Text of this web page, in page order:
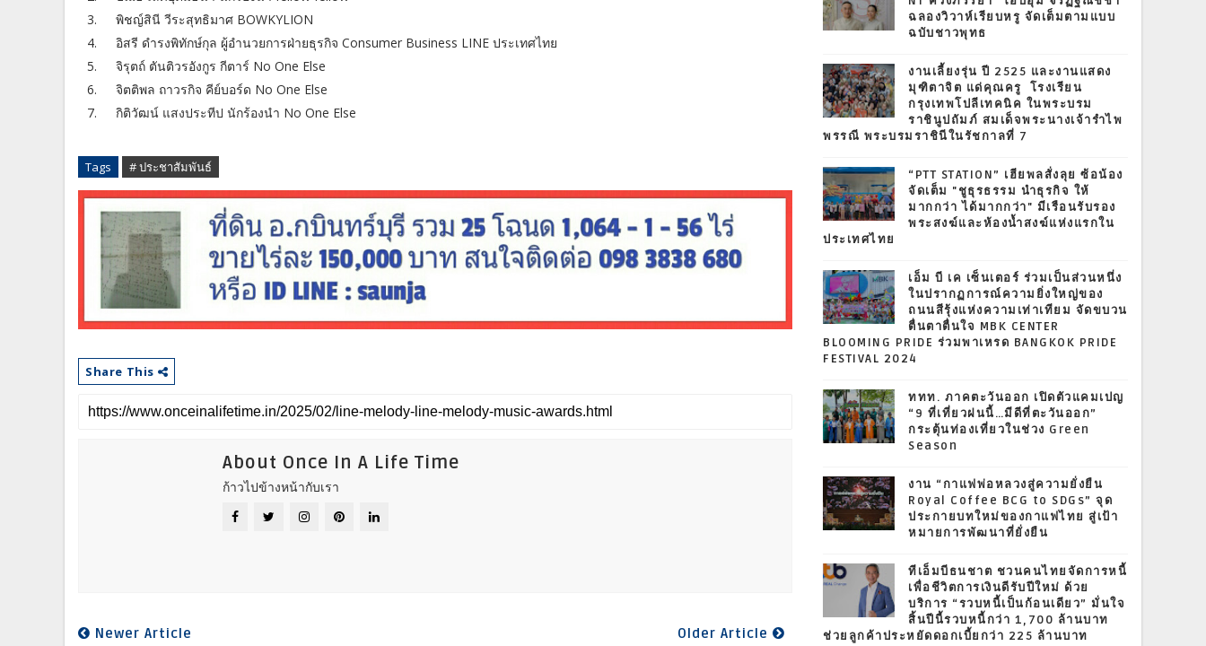
3.
พิชญ์สินี วีระสุทธิมาศ BOWKYLION
4.
อิสรี ดำรงพิทักษ์กุล ผู้อำนวยการฝ่ายธุรกิจ Consumer Business LINE ประเทศไทย
5.
จิรุตถ์ ตันติวรอังกูร กีตาร์ No One Else
6.
จิตติพล ถาวรกิจ คีย์บอร์ด No One Else
7.
กิติวัฒน์ แสงประทีป นักร้องนำ No One Else
Tags # ประชาสัมพันธ์
Share This
About Once In A Life Time
ก้าวไปข้างหน้ากับเรา
Newer Article Older Article
ฉลองวิวาห์เรียบหรู จัดเต็มตามแบบ
ฉบับชาวพุทธ
งานเลี้ยงรุ่น ปี 2525 และงานแสดง
มุฑิตาจิต แด่คุณครู โรงเรียน
กรุงเทพโปลีเทคนิค ในพระบรม
ราชินูปถัมภ์ สมเด็จพระนางเจ้ารำไพ
พรรณี พระบรมราชินีในรัชกาลที่ 7
“PTT STATION” เฮียพลสั่งลุย ซ้อน้อง
จัดเต็ม "ชูธุรธรรม นำธุรกิจ ให้
มากกว่า ได้มากกว่า" มีเรือนรับรอง
พระสงฆ์และห้องน้ำสงฆ์แห่งแรกใน
ประเทศไทย
เอ็ม บี เค เซ็นเตอร์ ร่วมเป็นส่วนหนึ่ง
ในปรากฏการณ์ความยิ่งใหญ่ของ
ถนนสีรุ้งแห่งความเท่าเทียม จัดขบวน
ตื่นตาตื่นใจ MBK CENTER
BLOOMING PRIDE ร่วมพาเหรด BANGKOK PRIDE
FESTIVAL 2024
ททท. ภาคตะวันออก เปิดตัวแคมเปญ
“9 ที่เที่ยวฝนนี้…มีดีที่ตะวันออก”
กระตุ้นท่องเที่ยวในช่วง Green
Season
งาน “กาแฟพ่อหลวงสู่ความยั่งยืน
Royal Coffee BCG to SDGs” จุด
ประกายบทใหม่ของกาแฟไทย สู่เป้า
หมายการพัฒนาที่ยั่งยืน
ทีเอ็มบีธนชาต ชวนคนไทยจัดการหนี้
เพื่อชีวิตการเงินดีรับปีใหม่ ด้วย
บริการ “รวบหนี้เป็นก้อนเดียว” มั่นใจ
สิ้นปีนี้รวบหนี้กว่า 1,700 ล้านบาท
ช่วยลูกค้าประหยัดดอกเบี้ยกว่า 225 ล้านบาท